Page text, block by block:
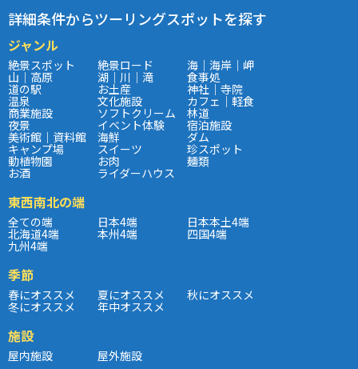
詳細条件からツーリングスポットを探す
ジャンル
絶景スポット 絶景ロード 海｜海岸｜岬
山｜高原 湖｜川｜滝 食事処
道の駅 お土産 神社｜寺院
温泉 文化施設 カフェ｜軽食
商業施設 ソフトクリーム 林道
夜景 イベント体験 宿泊施設
美術館｜資料館 海鮮 ダム
キャンプ場 スイーツ 珍スポット
動植物園 お肉 麺類
お酒 ライダーハウス
東西南北の端
全ての端 日本4端 日本本土4端
北海道4端 本州4端 四国4端
九州4端
季節
春にオススメ 夏にオススメ 秋にオススメ
冬にオススメ 年中オススメ
施設
屋内施設 屋外施設